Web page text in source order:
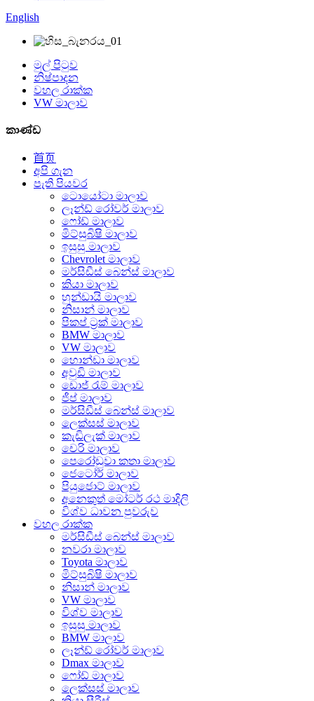
English
මුල් පිටුව
නිෂ්පාදන
වහල රාක්ක
VW මාලාව
කාණ්ඩ
首页
අපි ගැන
පැති පියවර
ටොයෝටා මාලාව
ලෑන්ඩ් රෝවර් මාලාව
ෆෝඩ් මාලාව
මිට්සුබිෂි මාලාව
ඉසුසු මාලාව
Chevrolet මාලාව
මර්සිඩීස් බෙන්ස් මාලාව
කියා මාලාව
හුන්ඩායි මාලාව
නිසාන් මාලාව
පිකප් ට්‍රක් මාලාව
BMW මාලාව
VW මාලාව
හොන්ඩා මාලාව
අවුඩි මාලාව
ඩොජ් රැම් මාලාව
ජීප් මාලාව
මර්සිඩීස් බෙන්ස් මාලාව
ලෙක්සස් මාලාව
කැඩිලැක් මාලාව
චෙරි මාලාව
පෙරෝඩුවා කතා මාලාව
ජෙටෝර් මාලාව
පියුජොට් මාලාව
අනෙකුත් මෝටර් රථ මාදිලි
විශ්ව ධාවන පුවරුව
වහල රාක්ක
මර්සිඩීස් බෙන්ස් මාලාව
නවරා මාලාව
Toyota මාලාව
මිට්සුබිෂි මාලාව
නිසාන් මාලාව
VW මාලාව
විශ්ව මාලාව
ඉසුසු මාලාව
BMW මාලාව
ලෑන්ඩ් රෝවර් මාලාව
Dmax මාලාව
ෆෝඩ් මාලාව
ලෙක්සස් මාලාව